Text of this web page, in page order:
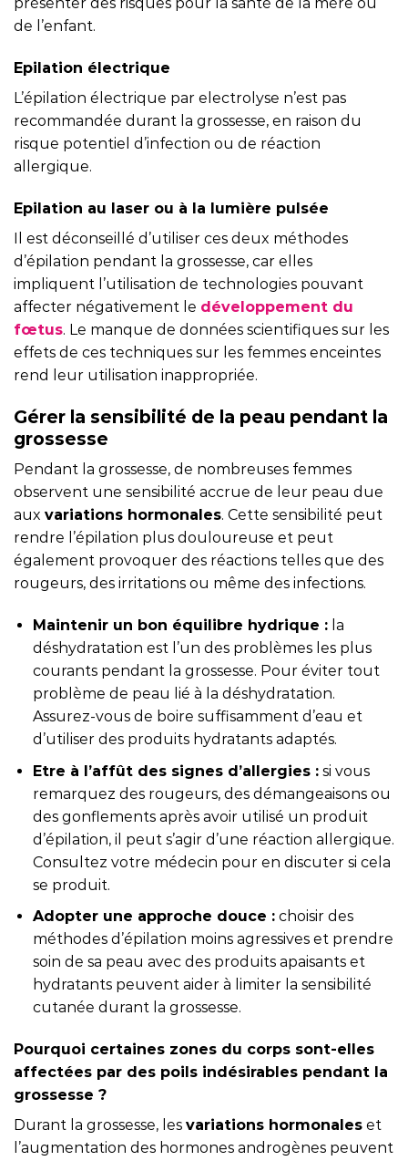
présenter des risques pour la santé de la mère ou
de l’enfant.
Epilation électrique
L’épilation électrique par electrolyse n’est pas
recommandée durant la grossesse, en raison du
risque potentiel d’infection ou de réaction
allergique.
Epilation au laser ou à la lumière pulsée
Il est déconseillé d’utiliser ces deux méthodes
d’épilation pendant la grossesse, car elles
impliquent l’utilisation de technologies pouvant
affecter négativement le développement du
fœtus. Le manque de données scientifiques sur les
effets de ces techniques sur les femmes enceintes
rend leur utilisation inappropriée.
Gérer la sensibilité de la peau pendant la
grossesse
Pendant la grossesse, de nombreuses femmes
observent une sensibilité accrue de leur peau due
aux variations hormonales. Cette sensibilité peut
rendre l’épilation plus douloureuse et peut
également provoquer des réactions telles que des
rougeurs, des irritations ou même des infections.
Maintenir un bon équilibre hydrique :la
déshydratation est l’un des problèmes les plus
courants pendant la grossesse. Pour éviter tout
problème de peau lié à la déshydratation.
Assurez-vous de boire suffisamment d’eau et
d’utiliser des produits hydratants adaptés.
Etre à l’affût des signes d’allergies :si vous
remarquez des rougeurs, des démangeaisons ou
des gonflements après avoir utilisé un produit
d’épilation, il peut s’agir d’une réaction allergique.
Consultez votre médecin pour en discuter si cela
se produit.
Adopter une approche douce :choisir des
méthodes d’épilation moins agressives et prendre
soin de sa peau avec des produits apaisants et
hydratants peuvent aider à limiter la sensibilité
cutanée durant la grossesse.
Pourquoi certaines zones du corps sont-elles
affectées par des poils indésirables pendant la
grossesse ?
Durant la grossesse, les variations hormonales et
l’augmentation des hormones androgènes peuvent